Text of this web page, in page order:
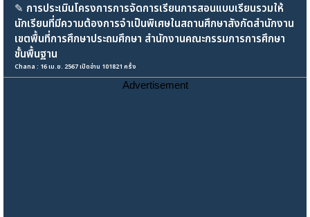
✎ การประเมินโครงการการจัดการเรียนการสอนแบบเรียนรวมให้
นักเรียนที่มีความต้องการจำเป็นพิเศษในสถานศึกษาสังกัดสำนักงาน
เขตพื้นที่การศึกษาประถมศึกษา สำนักงานคณะกรรมการการศึกษา
ขั้นพื้นฐาน
Chana : 16 เม.ย. 2567 เปิดอ่าน 101821 ครั้ง
Advertisement